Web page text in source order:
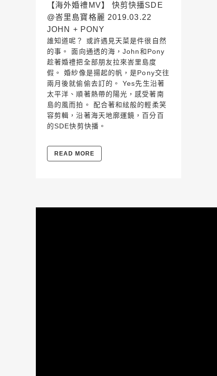
【海外婚禮MV】 快剪快播SDE
@峇里島寶格麗 2019.03.22
JOHN + PONY
誰知道呢？ 或許遇見天菜是件很自然
的事。 面向通透的海，John和Pony
趁著婚禮把全部朋友拉來峇里島度
假。 婚紗像是揚起的帆，是Pony交往
兩月後就偷偷去訂的。 Yes先生沿著
太平洋、順著熱帶的陽光，感受著南
島的風而拍。 配合著和絃般的輕柔笑
容剪輯，沿著海天地廓運鏡，百分百
的SDE快剪快播。
READ MORE